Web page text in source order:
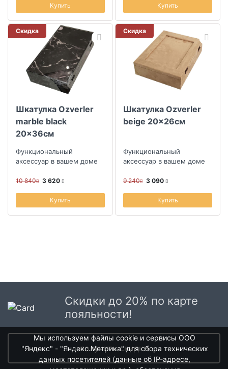
Купить Купить
Скидка
Шкатулка Ozverler
marble black
20x36см
Функциональный
аксессуар в вашем доме
10 840 3 620
Купить
Скидка
Шкатулка Ozverler
beige 20x26см
Функциональный
аксессуар в вашем доме
9 240 3 090
Купить
Скидки до 20% по карте
лояльности!
получить скидки
Мы используем файлы cookie и сервисы ООО
"Яндекс" - "Яндекс.Метрика" для сбора технических
данных посетителей (данные об IP-адресе,